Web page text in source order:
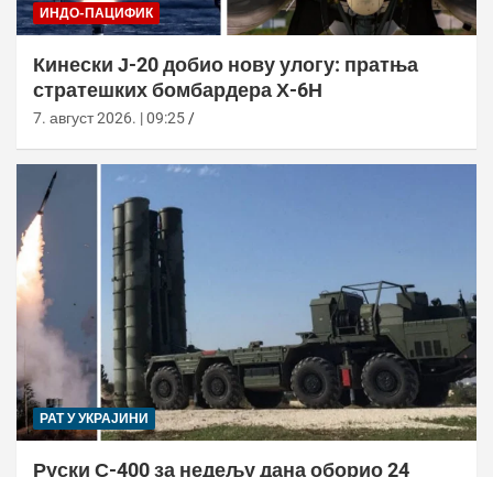
ИНДО-ПАЦИФИК
Кинески Ј-20 добио нову улогу: пратња
стратешких бомбардера Х-6Н
7. август 2026. | 09:25
РАТ У УКРАЈИНИ
Руски С-400 за недељу дана оборио 24